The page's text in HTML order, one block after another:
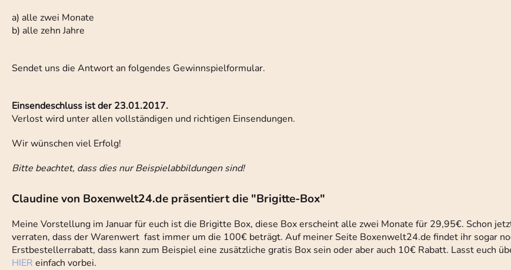
a) alle zwei Monate
b) alle zehn Jahre
Sendet uns die Antwort an folgendes Gewinnspielformular.
Einsendeschluss ist der 23.01.2017.
Verlost wird unter allen vollständigen und richtigen Einsendungen.
Wir wünschen viel Erfolg!
Bitte beachtet, dass dies nur Beispielabbildungen sind!
Claudine von Boxenwelt24.de präsentiert die "Brigitte-Box"
Meine Vorstellung im Januar für euch ist die Brigitte Box, diese Box erscheint alle zwei Monate für 29,95€. Schon
verraten, dass der Warenwert fast immer um die 100€ beträgt. Auf meiner Seite Boxenwelt24.de findet ihr sogar
Erstbestellerrabatt, dass kann zum Beispiel eine zusätzliche gratis Box sein oder aber auch 10€ Rabatt. Lasst euch
HIER einfach vorbei.